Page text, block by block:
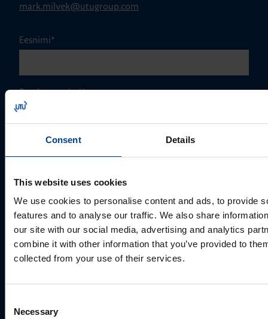
Consent Details
This website uses cookies
We use cookies to personalise content and ads, to provide
features and to analyse our traffic. We also share
our site with our social media, advertising and analytics
combine it with other information that you’ve provided to
collected from your use of their services.
Selection
Necessary
mark.milvek@utugroup.com
Eesnimi*
Perekonnanimi*
Ettevõte
E-post
Telefoni number